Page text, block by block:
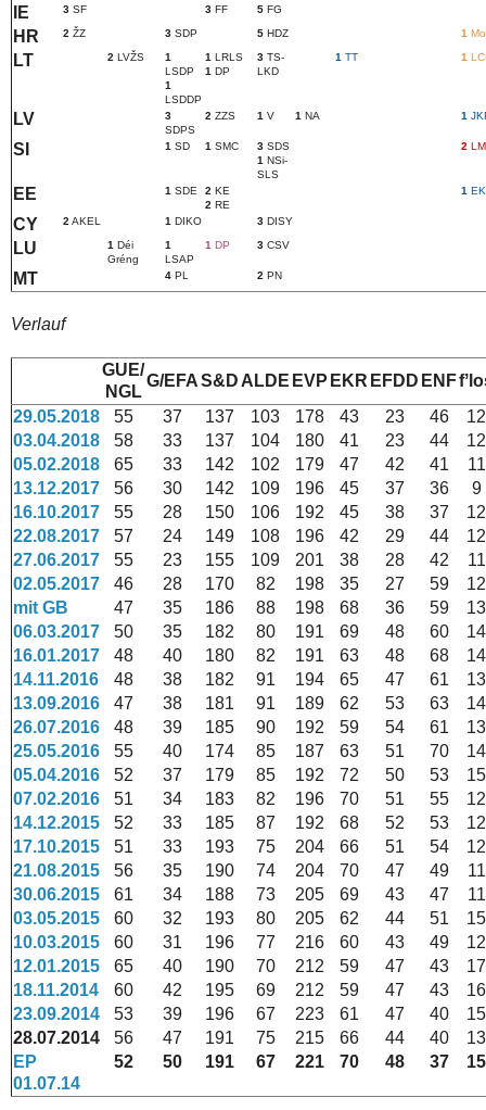
IE 3 SF 3 FF 5 FG
HR 2 ŽZ 3 SDP 5 HDZ 1
LT 2 LVŽS
1
LSDP
1
LSDDP
1 LRLS
1 DP
3 TS-
LKD
1 TT 1
LV
3
SDPS
2 ZZS 1 V 1 NA 1
SI 1 SD 1 SMC 3 SDS
1 NSi-
SLS
2
EE 1 SDE 2 KE
2 RE
1
CY 2 AKEL 1 DIKO 3 DISY
LU 1 Déi
Gréng
1
LSAP
1 DP 3 CSV
MT 4 PL 2 PN
Verlauf
GUE/
NGL
G/EFAS&D ALDE EVP EKR EFDD ENF
29.05.2018
55 37 137 103 178 43 23 46
12
03.04.2018
58 33 137 104 180 41 23 44
12
05.02.2018
65 33 142 102 179 47 42 41
11
13.12.2017
56 30 142 109 196 45 37 36
9
16.10.2017
55 28 150 106 192 45 38 37
12
22.08.2017
57 24 149 108 196 42 29 44
12
27.06.2017
55 23 155 109 201 38 28 42
11
02.05.2017
46 28 170 82 198 35 27 59
12
mit GB
47 35 186 88 198 68 36 59
13
06.03.2017
50 35 182 80 191 69 48 60
14
16.01.2017
48 40 180 82 191 63 48 68
14
14.11.2016
48 38 182 91 194 65 47 61
13
13.09.2016
47 38 181 91 189 62 53 63
14
26.07.2016
48 39 185 90 192 59 54 61
13
25.05.2016
55 40 174 85 187 63 51 70
14
05.04.2016
52 37 179 85 192 72 50 53
15
07.02.2016
51 34 183 82 196 70 51 55
12
14.12.2015
52 33 185 87 192 68 52 53
12
17.10.2015
51 33 193 75 204 66 51 54
12
21.08.2015
56 35 190 74 204 70 47 49
11
30.06.2015
61 34 188 73 205 69 43 47
11
03.05.2015
60 32 193 80 205 62 44 51
15
10.03.2015
60 31 196 77 216 60 43 49
12
12.01.2015
65 40 190 70 212 59 47 43
17
18.11.2014
60 42 195 69 212 59 47 43
16
23.09.2014
53 39 196 67 223 61 47 40
15
28.07.2014
56 47 191 75 215 66 44 40
13
EP
01.07.14
52 50 191 67 221 70 48 37 15